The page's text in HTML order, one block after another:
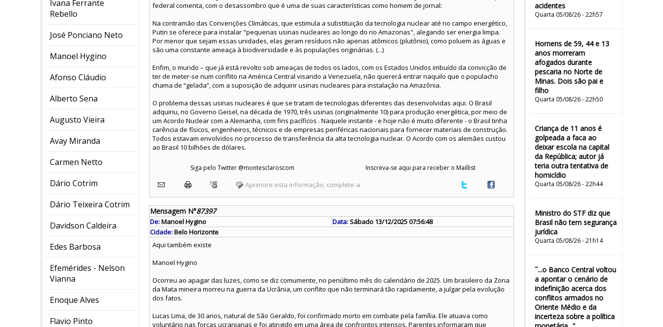
Ivana Ferrante
Rebello
José Ponciano Neto
Manoel Hygino
Afonso Cláudio
Alberto Sena
Augusto Vieira
Avay Miranda
Carmen Netto
Dário Cotrim
Dário Teixeira Cotrim
Davidson Caldeira
Edes Barbosa
Efemérides - Nelson
Vianna
Enoque Alves
Flavio Pinto
acidentes
Quarta 05/08/26 - 22h57
Homens de 59, 44 e 13
anos morreram
afogados durante
pescaria no Norte de
Minas. Dois são pai e
filho
Quarta 05/08/26 - 22h50
Criança de 11 anos é
golpeada a faca ao
deixar escola na capital
da República; autor já
teria outra tentativa de
homicídio
Quarta 05/08/26 - 22h44
Ministro do STF diz que
Brasil não tem segurança
jurídica
Quarta 05/08/26 - 21h14
˜...o Banco Central voltou
a apontar o cenário de
indefinição acerca dos
conflitos armados no
Oriente Médio e da
incerteza sobre a política
federal comenta, com o desassombro que é uma de suas características como homem de jornal:
Na contramão das Convenções Climáticas, que estimula a substituição da tecnologia nuclear até no campo energético,
Putin se oferece para instalar "pequenas usinas nucleares ao longo do rio Amazonas", alegando ser energia limpa.
Por menor que sejam essas unidades, elas geram resíduos não apenas atômicos (plutônio), como poluem as águas e
são uma constante ameaça à biodiversidade e às populações originárias. (...)
Enfim, o mundo – que já está revolto sob ameaças de todos os lados, com os Estados Unidos imbuído da convicção de
ter de meter-se num conflito na América Central visando a Venezuela, não quererá entrar naquilo que o populacho
chama de “gelada”, com a suposição de adquirir usinas nucleares para instalação na Amazônia.
O problema dessas usinas nucleares é que se tratam de tecnologias diferentes das desenvolvidas aqui. O Brasil
adquiriu, no Governo Geisel, na década de 1970, três usinas (originalmente 10) para produção energética, por meio de
um Acordo Nuclear com a Alemanha, com fins pacíficos . Naquele instante - e hoje não é muito diferente - o Brasil tinha
carência de físicos, engenheiros, técnicos e de empresas periféricas nacionais para fornecer materiais de construção.
Todos estavam envolvidos no processo de transferência da alta tecnologia nuclear. O Acordo com os alemães custou
ao Brasil 10 bilhões de dólares.
Siga pelo Twitter @montesclaroscom Inscreva-se aqui para receber o Maillist
Aprimore esta informação, complete-a
Mensagem N°87397
De:Manoel Hygino Data:Sábado 13/12/2025 07:56:48
Cidade:Belo Horizonte
Aqui também existe
Manoel Hygino
Ocorreu ao apagar das luzes, como se diz comumente, no penúltimo mês do calendário de 2025. Um brasileiro da Zona
da Mata mineira morreu na guerra da Ucrânia, um conflito que não terminará tão rapidamente, a julgar pela evolução
dos fatos.
Lucas Lima, de 30 anos, natural de São Geraldo, foi confirmado morto em combate pela família. Ele atuava como
voluntário nas forças ucranianas e foi atingido em uma área de confrontos intensos. Parentes informaram que